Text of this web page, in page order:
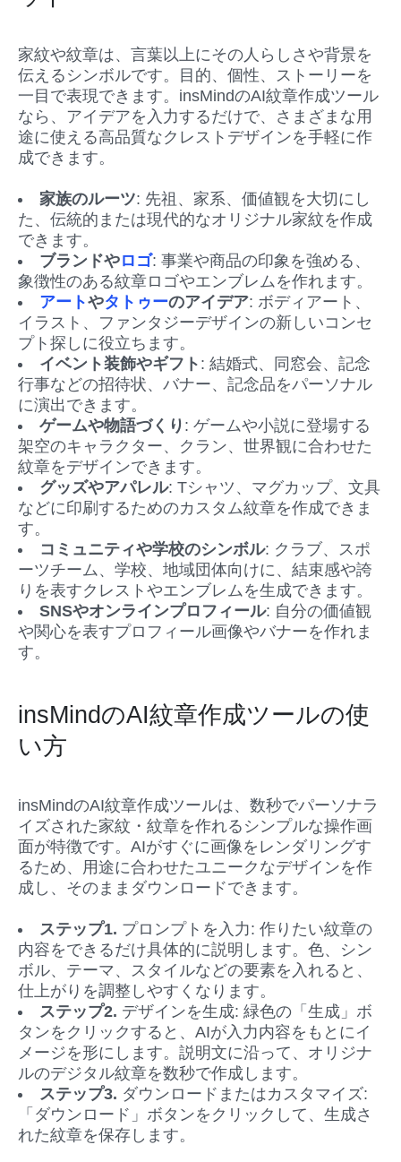
家紋や紋章は、言葉以上にその人らしさや背景を
伝えるシンボルです。目的、個性、ストーリーを
一目で表現できます。insMindのAI紋章作成ツール
なら、アイデアを入力するだけで、さまざまな用
途に使える高品質なクレストデザインを手軽に作
成できます。
家族のルーツ: 先祖、家系、価値観を大切にし
た、伝統的または現代的なオリジナル家紋を作成
できます。
ブランドやロゴ: 事業や商品の印象を強める、
象徴性のある紋章ロゴやエンブレムを作れます。
アートやタトゥーのアイデア: ボディアート、
イラスト、ファンタジーデザインの新しいコンセ
プト探しに役立ちます。
イベント装飾やギフト : 結婚式、同窓会、記念
行事などの招待状、バナー、記念品をパーソナル
に演出できます。
ゲームや物語づくり : ゲームや小説に登場する
架空のキャラクター、クラン、世界観に合わせた
紋章をデザインできます。
グッズやアパレル: Tシャツ、マグカップ、文具
などに印刷するためのカスタム紋章を作成できま
す。
コミュニティや学校のシンボル: クラブ、スポ
ーツチーム、学校、地域団体向けに、結束感や誇
りを表すクレストやエンブレムを生成できます。
SNSやオンラインプロフィール: 自分の価値観
や関心を表すプロフィール画像やバナーを作れま
す。
insMindのAI紋章作成ツールの使
い方
insMindのAI紋章作成ツールは、数秒でパーソナラ
イズされた家紋・紋章を作れるシンプルな操作画
面が特徴です。AIがすぐに画像をレンダリングす
るため、用途に合わせたユニークなデザインを作
成し、そのままダウンロードできます。
ステップ1. プロンプトを入力: 作りたい紋章の
内容をできるだけ具体的に説明します。色、シン
ボル、テーマ、スタイルなどの要素を入れると、
仕上がりを調整しやすくなります。
ステップ2. デザインを生成: 緑色の「生成」ボ
タンをクリックすると、AIが入力内容をもとにイ
メージを形にします。説明文に沿って、オリジナ
ルのデジタル紋章を数秒で作成します。
ステップ3. ダウンロードまたはカスタマイズ:
「ダウンロード」ボタンをクリックして、生成さ
れた紋章を保存します。